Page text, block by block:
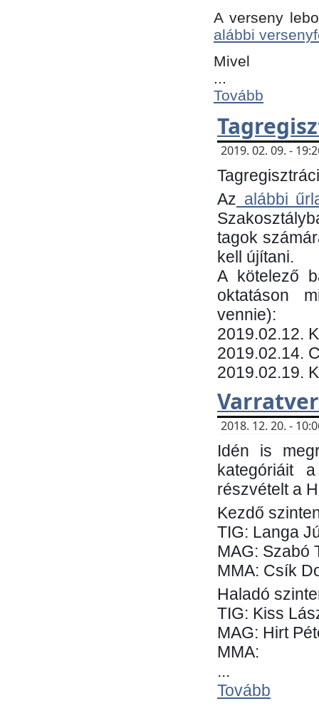
A verseny
alábbi
Mivel
...
Tovább
2019. 02. 09. -
Az alábbi
tagok
kell újítani.
​A kötelező
oktatáson
vennie):
​2019.02.12.
2019.02.14.
2019.02.19.
2018. 12. 20. -
Idén is
kategóriáit
részvételt a
Kezdő
TIG: Langa
MAG: Szabó
MMA: Csík
Haladó
TIG: Kiss
MAG: Hirt
MMA:
...
Tovább